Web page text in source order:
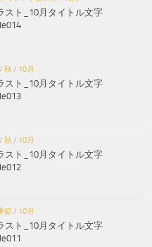
スト_10月タイトル文字
/ 秋 / 10月
スト_10月タイトル文字
/ 秋 / 10月
スト_10月タイトル文字
節/ 10月
スト_10月タイトル文字